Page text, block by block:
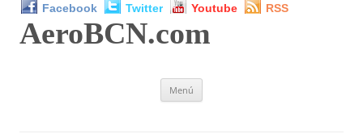
Facebook Twitter Youtube RSS
AeroBCN.com
Menú